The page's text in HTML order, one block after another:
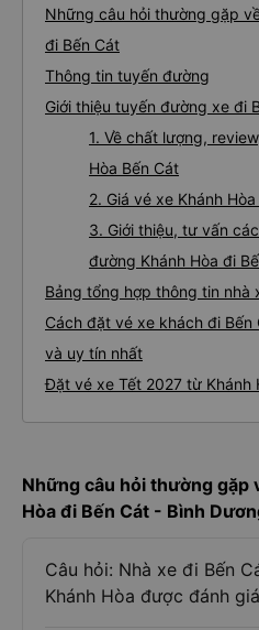
Những câu hỏi thường gặp
đi Bến Cát
Thông tin tuyến đường
Giới thiệu tuyến đường xe đi
1. Về chất lượng,
Hòa Bến Cát
2. Giá vé xe Khánh
3. Giới thiệu, tư vấn
đường Khánh Hòa đi
Bảng tổng hợp thông tin nhà
Cách đặt vé xe khách đi Bến
và uy tín nhất
Đặt vé xe Tết 2027 từ Khánh
Những câu hỏi thường gặp
Hòa đi Bến Cát - Bình
Câu hỏi: Nhà xe đi Bến
Khánh Hòa được đánh